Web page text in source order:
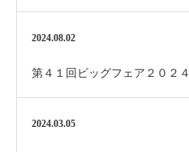
2024.08.02
第４１回ビッグフェア２０２４
2024.03.05